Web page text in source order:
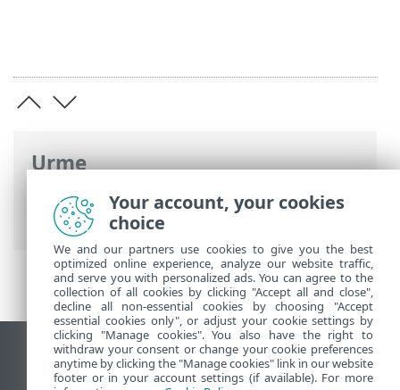
Urme
Ajutor online ESET>ESET Safe Server>
ESET Safe Server> Ce aplicație am?
Vizualizare site pentru desktop
End of Life
Your account, your cookies
choice
We and our partners use cookies to give you the best
optimized online experience, analyze our website traffic,
and serve you with personalized ads. You can agree to the
collection of all cookies by clicking "Accept all and close",
decline all non-essential cookies by choosing "Accept
essential cookies only", or adjust your cookie settings by
clicking "Manage cookies". You also have the right to
withdraw your consent or change your cookie preferences
anytime by clicking the "Manage cookies" link in our website
footer or in your account settings (if available). For more